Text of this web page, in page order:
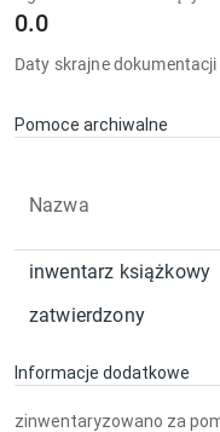
0.0
Daty skrajne
Pomoce archiwalne
Nazwa
inwentarz książkowy
zatwierdzony
Informacje dodatkowe
zinwentaryzowano za